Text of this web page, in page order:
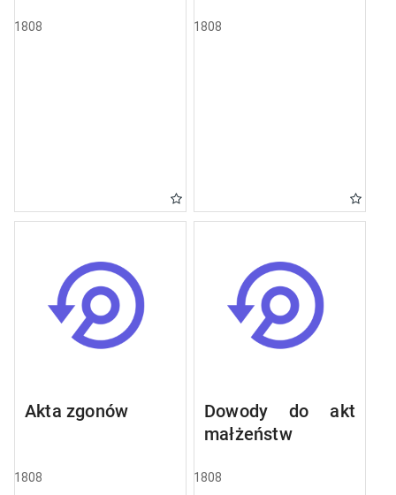
1808 1808
Akta zgonów
1808
Dowody do akt
małżeństw
1808